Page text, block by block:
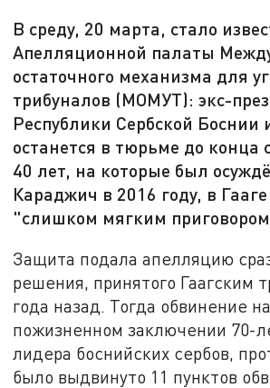
В среду, 20 марта, стало
Апелляционной палаты
остаточного механизма для
трибуналов (МОМУТ): экс-
Республики Сербской Боснии
останется в тюрьме до конца
40 лет, на которые был
Караджич в 2016 году, в
"слишком мягким
Защита подала апелляцию
решения, принятого Гаагским
года назад. Тогда обвинение
пожизненном заключении 70-
лидера боснийских сербов,
было выдвинуто 11 пунктов